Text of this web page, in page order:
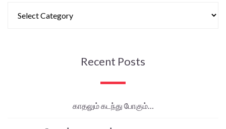
Recent Posts
காதலும் கடந்து போகும்…